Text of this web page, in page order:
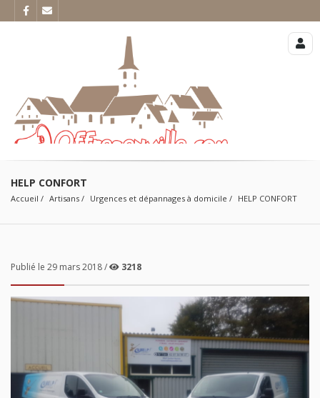
HELP CONFORT
Accueil Artisans Urgences et dépannages à domicile HELP CONFORT
Publié le 29 mars 2018 / 3218